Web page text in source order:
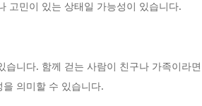
고민이 있는 상태일 가능성이 있습니다.
니다. 함께 걷는 사람이 친구나 가족이라면
의미할 수 있습니다.